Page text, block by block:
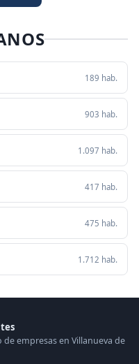
189 hab.
903 hab.
1.097 hab.
417 hab.
475 hab.
1.712 hab.
empresas en Villanueva de